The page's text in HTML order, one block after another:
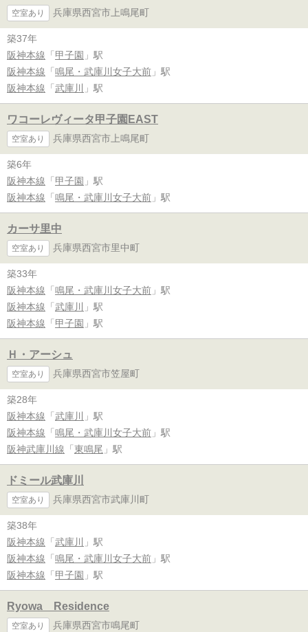
空室あり 兵庫県西宮市上鳴尾町
築37年
阪神本線 「 甲子園 」駅
阪神本線 「 鳴尾・武庫川女子大前 」駅
阪神本線 「 武庫川 」駅
ワコーレヴィータ甲子園EAST
空室あり 兵庫県西宮市上鳴尾町
築6年
阪神本線 「 甲子園 」駅
阪神本線 「 鳴尾・武庫川女子大前 」駅
カーサ里中
空室あり 兵庫県西宮市里中町
築33年
阪神本線 「 鳴尾・武庫川女子大前 」駅
阪神本線 「 武庫川
」駅
阪神本線 「 甲子園 」駅
Ｈ・アーシュ
空室あり 兵庫県西宮市笠屋町
築28年
阪神本線 「 武庫川
」駅
阪神本線 「 鳴尾・武庫川女子大前 」駅
阪神武庫川線 「 東鳴尾 」駅
ドミール武庫川
空室あり 兵庫県西宮市武庫川町
築38年
阪神本線 「 武庫川
」駅
阪神本線 「 鳴尾・武庫川女子大前 」駅
阪神本線 「 甲子園 」駅
Ryowa Residence
空室あり 兵庫県西宮市鳴尾町